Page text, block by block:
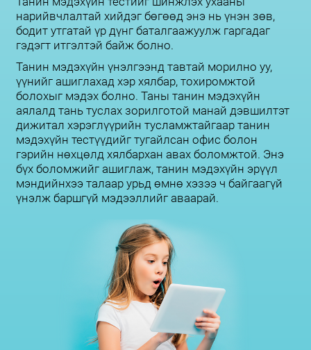
нарийвчлалтай хийдэг бөгөөд энэ нь үнэн зөв,
бодит утгатай үр дүнг баталгаажуулж гаргадаг
гэдэгт итгэлтэй байж болно.
Танин мэдэхүйн үнэлгээнд тавтай морилно уу,
үүнийг ашиглахад хэр хялбар, тохиромжтой
болохыг мэдэх болно. Таны танин мэдэхүйн
аялалд тань туслах зорилготой манай дэвшилтэт
дижитал хэрэглүүрийн тусламжтайгаар танин
мэдэхүйн тестүүдийг тугайлсан офис болон
гэрийн нөхцөлд хялбархан авах боломжтой. Энэ
бүх боломжийг ашиглаж, танин мэдэхүйн эрүүл
мэндийнхээ талаар урьд өмнө хэзээ ч байгаагүй
үнэлж баршгүй мэдээллийг аваарай.